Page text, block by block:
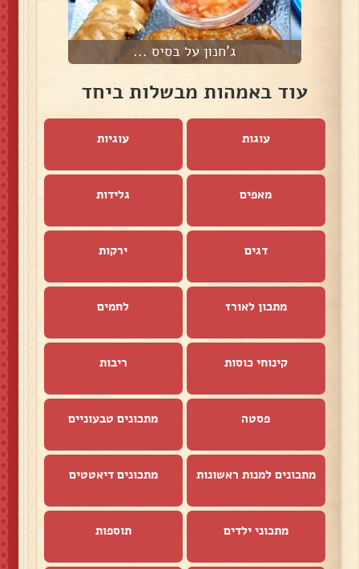
ג'חנון על בסיס ...
עוד באמהות מבשלות ביחד
עוגות עוגיות
מאפים גלידות
דגים ירקות
מתכון לאורז לחמים
קינוחי כוסות ריבות
פסטה מתכונים טבעוניים
מתכונים למנות ראשונות מתכונים דיאטטים
מתכוני ילדים תוספות